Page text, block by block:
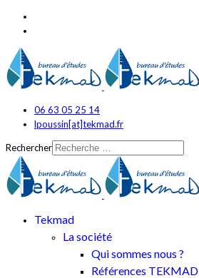
06 63 05 25 14
lpoussin[at]tekmad.fr
Rechercher
Tekmad
La société
Qui sommes nous ?
Références TEKMAD